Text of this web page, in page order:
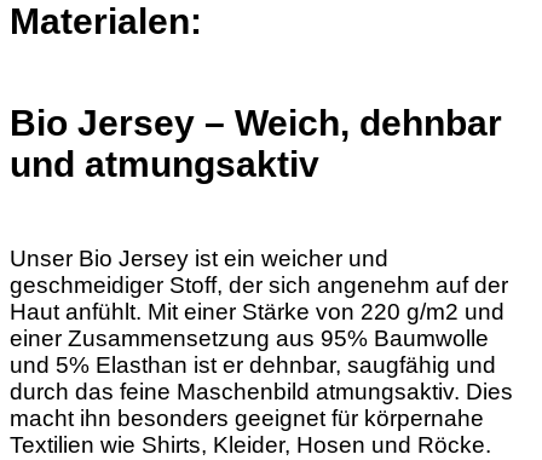
Materialen:
Bio Jersey – Weich, dehnbar
und atmungsaktiv
Unser Bio Jersey ist ein weicher und
geschmeidiger Stoff, der sich angenehm auf der
Haut anfühlt. Mit einer Stärke von 220 g/m2 und
einer Zusammensetzung aus 95% Baumwolle
und 5% Elasthan ist er dehnbar, saugfähig und
durch das feine Maschenbild atmungsaktiv. Dies
macht ihn besonders geeignet für körpernahe
Textilien wie Shirts, Kleider, Hosen und Röcke.